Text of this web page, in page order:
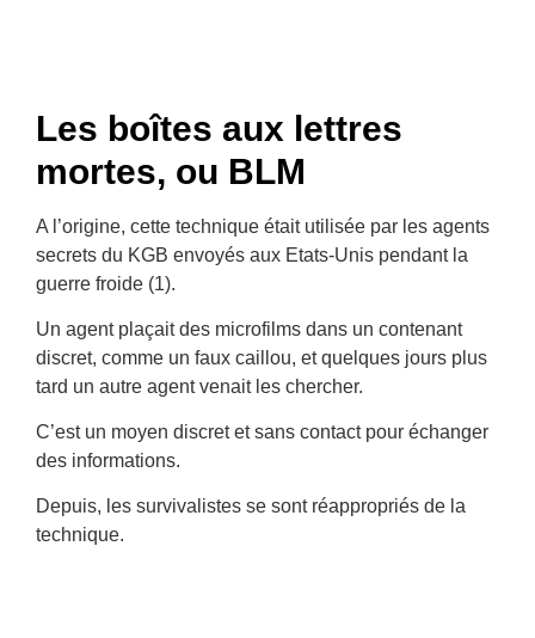
Les boîtes aux lettres
mortes, ou BLM
A l’origine, cette technique était utilisée par les agents
secrets du KGB envoyés aux Etats-Unis pendant la
guerre froide (1).
Un agent plaçait des microfilms dans un contenant
discret, comme un faux caillou, et quelques jours plus
tard un autre agent venait les chercher.
C’est un moyen discret et sans contact pour échanger
des informations.
Depuis, les survivalistes se sont réappropriés de la
technique.